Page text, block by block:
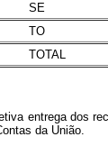
SE
TO
TOTAL
entrega dos
da União.